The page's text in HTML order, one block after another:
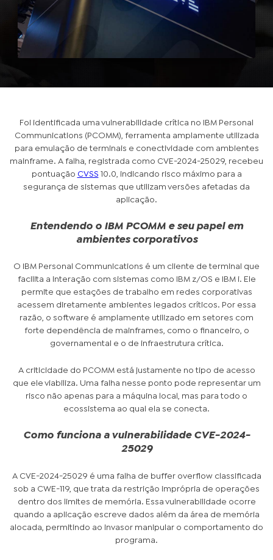
Foi identificada uma vulnerabilidade crítica no IBM Personal
Communications (PCOMM), ferramenta amplamente utilizada
para emulação de terminais e conectividade com ambientes
mainframe. A falha, registrada como CVE-2024-25029, recebeu
pontuação CVSS 10.0, indicando risco máximo para a
segurança de sistemas que utilizam versões afetadas da
aplicação.
Entendendo o IBM PCOMM e seu papel em
ambientes corporativos
O IBM Personal Communications é um cliente de terminal que
facilita a interação com sistemas como IBM z/OS e IBM i. Ele
permite que estações de trabalho em redes corporativas
acessem diretamente ambientes legados críticos. Por essa
razão, o software é amplamente utilizado em setores com
forte dependência de mainframes, como o financeiro, o
governamental e o de infraestrutura crítica.
A criticidade do PCOMM está justamente no tipo de acesso
que ele viabiliza. Uma falha nesse ponto pode representar um
risco não apenas para a máquina local, mas para todo o
ecossistema ao qual ela se conecta.
Como funciona a vulnerabilidade CVE-2024-
25029
A CVE-2024-25029 é uma falha de buffer overflow classificada
sob a CWE-119, que trata da restrição imprópria de operações
dentro dos limites de memória. Essa vulnerabilidade ocorre
quando a aplicação escreve dados além da área de memória
alocada, permitindo ao invasor manipular o comportamento do
programa.